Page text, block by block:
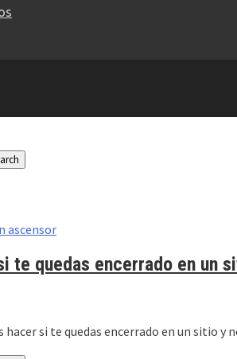
te quedas encerrado en un
si te quedas encerrado en un sitio y